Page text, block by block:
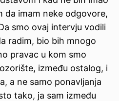
da imam neke odgovore,
smo ovaj intervju vodili
radim, bio bih mnogo
pravac u kom smo
između ostalog, i
a ne samo ponavljanja
tako, ja sam između